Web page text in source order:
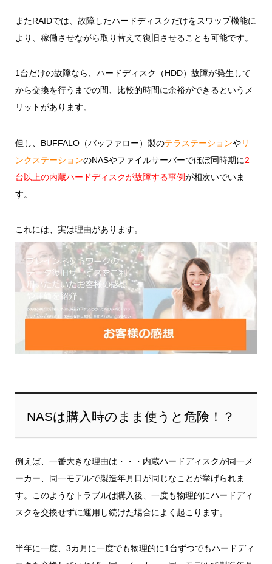
またRAIDでは、故障したハードディスクだけをスワップ機能に
より、稼働させながら取り替えて復旧させることも可能です。
1台だけの故障なら、ハードディスク（HDD）故障が発生して
から交換を行うまでの間、比較的時間に余裕ができるというメ
リットがあります。
但し、BUFFALO（バッファロー）製のテラステーションやリ
ンクステーションのNASやファイルサーバーでほぼ同時期に2
台以上の内蔵ハードディスクが故障する事例が相次いでいま
す。
これには、実は理由があります。
NASは購入時のまま使うと危険！？
例えば、一番大きな理由は・・・内蔵ハードディスクが同一メ
ーカー、同一モデルで製造年月日が同じなことが挙げられま
す。このようなトラブルは購入後、一度も物理的にハードディ
スクを交換せずに運用し続けた場合によく起こります。
半年に一度、3カ月に一度でも物理的に1台ずつでもハードディ